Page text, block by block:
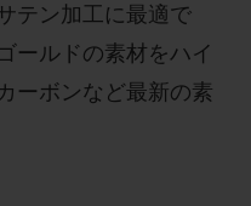
テン加工に最適で
ールドの素材をハイ
ーボンなど最新の素